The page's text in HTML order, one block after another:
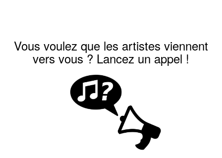
Vous voulez que les artistes viennent
vers vous ? Lancez un appel !